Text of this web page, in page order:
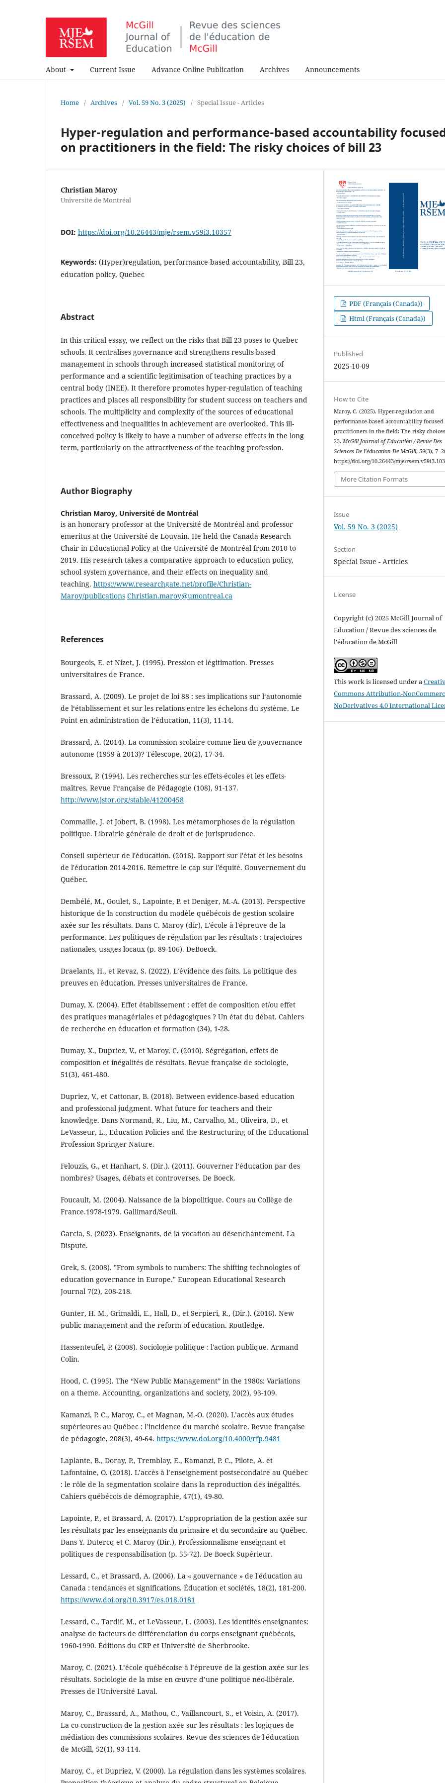
About Current Issue Advance Online Publication Archives Announcements
Home / Archives / Vol. 59 No. 3 (2025) / Special Issue - Articles
Hyper-regulation and performance-based accountability
on practitioners in the field: The risky choices of bill 23
Christian Maroy
Université de Montréal
DOI: https://doi.org/10.26443/mje/rsem.v59i3.10357
Keywords: (Hyper)regulation, performance-based accountability, Bill 23,
education policy, Quebec
Abstract
In this critical essay, we reflect on the risks that Bill 23 poses to Quebec
schools. It centralises governance and strengthens results-based
management in schools through increased statistical monitoring of
performance and a scientific legitimisation of teaching practices by a
central body (INEE). It therefore promotes hyper-regulation of teaching
practices and places all responsibility for student success on teachers and
schools. The multiplicity and complexity of the sources of educational
effectiveness and inequalities in achievement are overlooked. This ill-
conceived policy is likely to have a number of adverse effects in the long
term, particularly on the attractiveness of the teaching profession.
Author Biography
Christian Maroy, Université de Montréal
is an honorary professor at the Université de Montréal and professor
emeritus at the Université de Louvain. He held the Canada Research
Chair in Educational Policy at the Université de Montréal from 2010 to
2019. His research takes a comparative approach to education policy,
school system governance, and their effects on inequality and
teaching. https://www.researchgate.net/profile/Christian-
Maroy/publications Christian.maroy@umontreal.ca
References
Bourgeois, E. et Nizet, J. (1995). Pression et légitimation. Presses
universitaires de France.
Brassard, A. (2009). Le projet de loi 88 : ses implications sur l‘autonomie
de l‘établissement et sur les relations entre les échelons du système. Le
Point en administration de l’éducation, 11(3), 11-14.
Brassard, A. (2014). La commission scolaire comme lieu de gouvernance
autonome (1959 à 2013)? Télescope, 20(2), 17-34.
Bressoux, P. (1994). Les recherches sur les effets-écoles et les effets-
maîtres. Revue Française de Pédagogie (108), 91-137.
http://www.jstor.org/stable/41200458
Commaille, J. et Jobert, B. (1998). Les métamorphoses de la régulation
politique. Librairie générale de droit et de jurisprudence.
Conseil supérieur de l'éducation. (2016). Rapport sur l'état et les besoins
de l'éducation 2014-2016. Remettre le cap sur l'équité. Gouvernement du
Québec.
Dembélé, M., Goulet, S., Lapointe, P. et Deniger, M.-A. (2013). Perspective
historique de la construction du modèle québécois de gestion scolaire
axée sur les résultats. Dans C. Maroy (dir), L'école à l'épreuve de la
performance. Les politiques de régulation par les résultats : trajectoires
nationales, usages locaux (p. 89-106). DeBoeck.
Draelants, H., et Revaz, S. (2022). L’évidence des faits. La politique des
preuves en éducation. Presses universitaires de France.
Dumay, X. (2004). Effet établissement : effet de composition et/ou effet
des pratiques managériales et pédagogiques ? Un état du débat. Cahiers
de recherche en éducation et formation (34), 1-28.
Dumay, X., Dupriez, V., et Maroy, C. (2010). Ségrégation, effets de
composition et inégalités de résultats. Revue française de sociologie,
51(3), 461-480.
Dupriez, V., et Cattonar, B. (2018). Between evidence-based education
and professional judgment. What future for teachers and their
knowledge. Dans Normand, R., Liu, M., Carvalho, M., Oliveira, D., et
LeVasseur, L., Education Policies and the Restructuring of the Educational
Profession Springer Nature.
Felouzis, G., et Hanhart, S. (Dir.). (2011). Gouverner l’éducation par des
nombres? Usages, débats et controverses. De Boeck.
Foucault, M. (2004). Naissance de la biopolitique. Cours au Collège de
France.1978-1979. Gallimard/Seuil.
Garcia, S. (2023). Enseignants, de la vocation au désenchantement. La
Dispute.
Grek, S. (2008). "From symbols to numbers: The shifting technologies of
education governance in Europe." European Educational Research
Journal 7(2), 208-218.
Gunter, H. M., Grimaldi, E., Hall, D., et Serpieri, R., (Dir.). (2016). New
public management and the reform of education. Routledge.
Hassenteufel, P. (2008). Sociologie politique : l'action publique. Armand
Colin.
Hood, C. (1995). The “New Public Management” in the 1980s: Variations
on a theme. Accounting, organizations and society, 20(2), 93-109.
Kamanzi, P. C., Maroy, C., et Magnan, M.-O. (2020). L’accès aux études
supérieures au Québec : l’incidence du marché scolaire. Revue française
de pédagogie, 208(3), 49-64. https://www.doi.org/10.4000/rfp.9481
Laplante, B., Doray, P., Tremblay, E., Kamanzi, P. C., Pilote, A. et
Lafontaine, O. (2018). L’accès à l’enseignement postsecondaire au Québec
: le rôle de la segmentation scolaire dans la reproduction des inégalités.
Cahiers québécois de démographie, 47(1), 49-80.
Lapointe, P., et Brassard, A. (2017). L’appropriation de la gestion axée sur
les résultats par les enseignants du primaire et du secondaire au Québec.
Dans Y. Dutercq et C. Maroy (Dir.), Professionnalisme enseignant et
politiques de responsabilisation (p. 55-72). De Boeck Supérieur.
Lessard, C., et Brassard, A. (2006). La « gouvernance » de l'éducation au
Canada : tendances et significations. Éducation et sociétés, 18(2), 181-200.
https://www.doi.org/10.3917/es.018.0181
Lessard, C., Tardif, M., et LeVasseur, L. (2003). Les identités enseignantes:
analyse de facteurs de différenciation du corps enseignant québécois,
1960-1990. Éditions du CRP et Université de Sherbrooke.
Maroy, C. (2021). L’école québécoise à l’épreuve de la gestion axée sur les
résultats. Sociologie de la mise en œuvre d’une politique néo-libérale.
Presses de l'Université Laval.
Maroy, C., Brassard, A., Mathou, C., Vaillancourt, S., et Voisin, A. (2017).
La co-construction de la gestion axée sur les résultats : les logiques de
médiation des commissions scolaires. Revue des sciences de l'éducation
de McGill, 52(1), 93-114.
Maroy, C., et Dupriez, V. (2000). La régulation dans les systèmes scolaires.
PDF (Français (Canada))
Html (Français (Canada))
Published
2025-10-09
How to Cite
Maroy, C. (2025). Hyper-regulation and
performance-based accountability focused
practitioners in the field: The risky
23.McGill Journal of Education / Revue Des
Sciences De l’éducation De McGill,59(3),
https://doi.org/10.26443/mje/
More Citation Formats
Issue
Vol. 59 No. 3 (2025)
Section
Special Issue - Articles
License
Copyright (c) 2025 McGill Journal of
Education / Revue des sciences de
l'éducation de McGill
This work is licensed under a
Commons Attribution-
NoDerivatives 4.0 International